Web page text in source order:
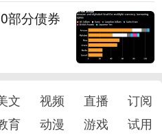
部分债券
文 视频 直播
订阅
育 动漫 游戏 试用